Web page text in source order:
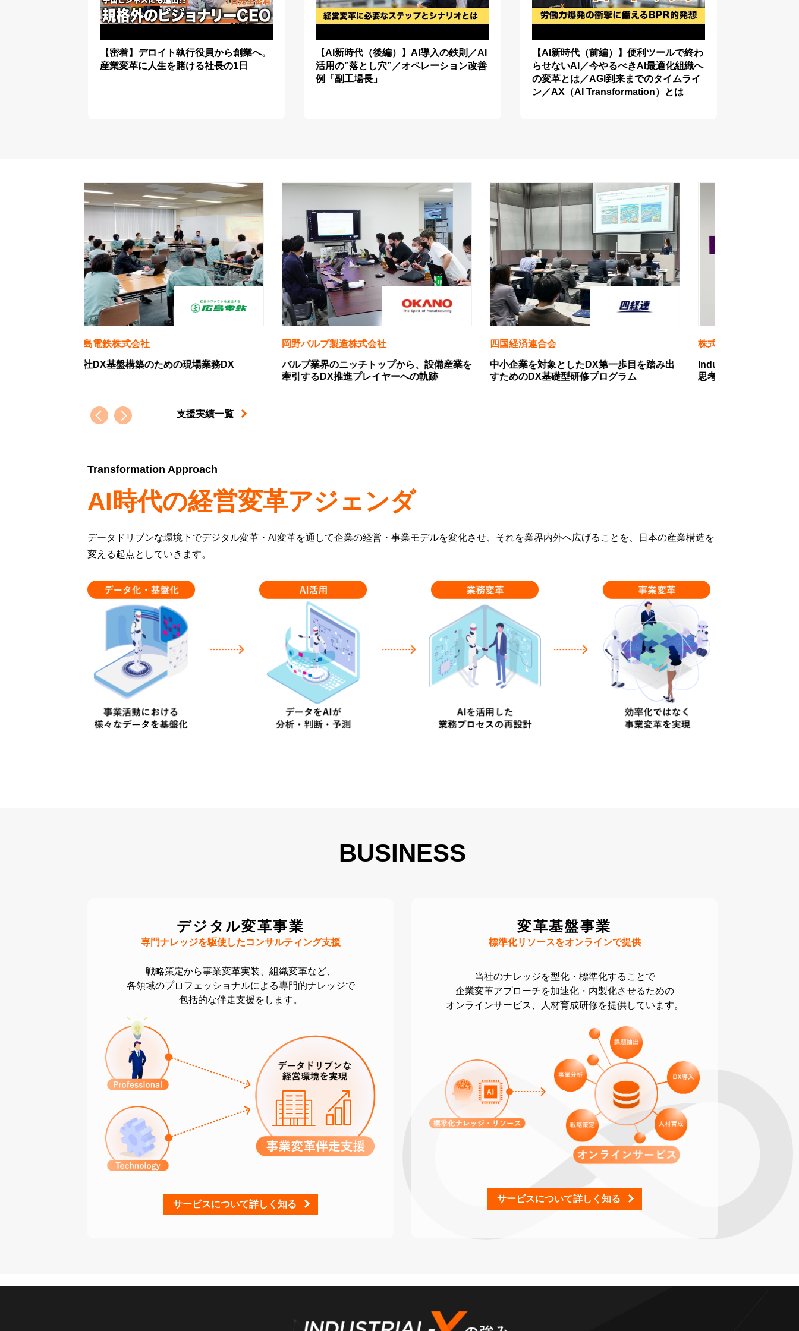
【密着】デロイト執行役員から創業へ。
産業変革に人生を賭ける社長の1日
【AI新時代（後編）】AI導入の鉄則／AI
活用の”落とし穴”／オペレーション改善
例「副工場長」
【AI新時代（前編）】便利ツールで終わ
らせないAI／今やるべきAI最適化組織へ
の変革とは／AGI到来までのタイムライ
ン／AX（AI Transformation）とは
岡野バルブ製造株式会社
バルブ業界のニッチトップから、設備産業を
四国経済連合会
中小企業を対象としたDX第一歩目を踏み出
すためのDX基礎型研修プログラム
株式会社マクニカ
InduStudyを活用し、一流コンサルタントの
思考をすべての営業担当者へ
支援実績一覧
Transformation Approach
AI時代の経営変革アジェンダ
データドリブンな環境下でデジタル変革・AI変革を通して企業の経営・事業モデルを変化させ、それを業界内外へ広げることを、日本の産業構造を
変える起点としていきます。
BUSINESS
デジタル変革事業
専門ナレッジを駆使したコンサルティング支援
戦略策定から事業変革実装、組織変革など、
各領域のプロフェッショナルによる専門的ナレッジで
包括的な伴走支援をします。
サービスについて詳しく知る
変革基盤事業
標準化リソースをオンラインで提供
当社のナレッジを型化・標準化することで
企業変革アプローチを加速化・内製化させるための
オンラインサービス、人材育成研修を提供しています。
サービスについて詳しく知る